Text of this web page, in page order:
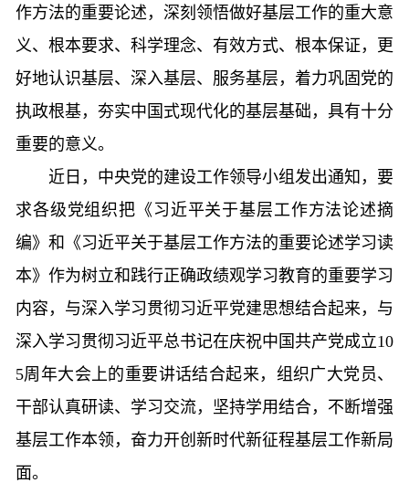
作方法的重要论述，深刻领悟做好基层工作的重大意
义、根本要求、科学理念、有效方式、根本保证，更
好地认识基层、深入基层、服务基层，着力巩固党的
执政根基，夯实中国式现代化的基层基础，具有十分
重要的意义。
近日，中央党的建设工作领导小组发出通知，要
求各级党组织把《习近平关于基层工作方法论述摘
编》和《习近平关于基层工作方法的重要论述学习读
本》作为树立和践行正确政绩观学习教育的重要学习
内容，与深入学习贯彻习近平党建思想结合起来，与
深入学习贯彻习近平总书记在庆祝中国共产党成立10
5周年大会上的重要讲话结合起来，组织广大党员、
干部认真研读、学习交流，坚持学用结合，不断增强
基层工作本领，奋力开创新时代新征程基层工作新局
面。